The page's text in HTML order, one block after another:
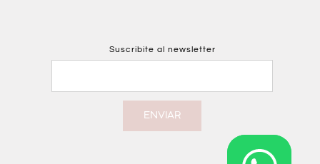
Suscribite al newsletter
ENVIAR